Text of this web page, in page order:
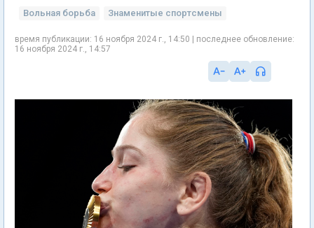
Вольная борьба Знаменитые спортсмены
время публикации: 16 ноября 2024 г., 14:50 | последнее обновление:
16 ноября 2024 г., 14:57